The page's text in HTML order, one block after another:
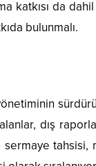
katkısı da
bulunmalı.
dış
tahsisi,